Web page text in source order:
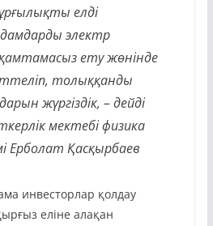
елді
электр
ету жөнінде
толыққанды
жүргіздік, – дейді
мектебі физика
Ерболат Қасқырбаев
инвесторлар қолдау
еліне алақан